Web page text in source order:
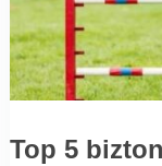
Top 5